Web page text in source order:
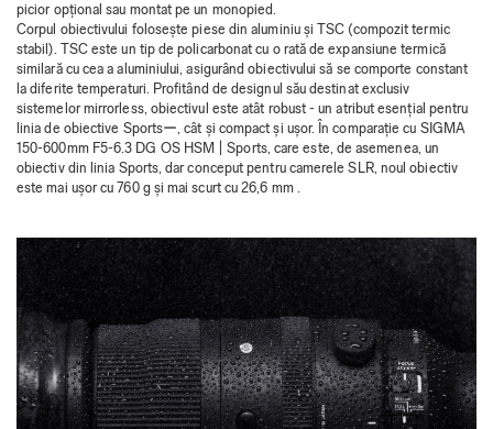
picior opțional sau montat pe un monopied.
Corpul obiectivului folosește piese din aluminiu și TSC (compozit termic
stabil). TSC este un tip de policarbonat cu o rată de expansiune termică
similară cu cea a aluminiului, asigurând obiectivului să se comporte constant
la diferite temperaturi. Profitând de designul său destinat exclusiv
sistemelor mirrorless, obiectivul este atât robust - un atribut esențial pentru
linia de obiective Sportsー, cât și compact și ușor. În comparație cu SIGMA
150-600mm F5-6.3 DG OS HSM | Sports, care este, de asemenea, un
obiectiv din linia Sports, dar conceput pentru camerele SLR, noul obiectiv
este mai ușor cu 760 g și mai scurt cu 26,6 mm .